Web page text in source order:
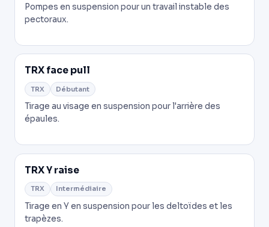
Pompes en suspension pour un travail instable des
pectoraux.
TRX face pull
TRX Débutant
Tirage au visage en suspension pour l'arrière des
épaules.
TRX Y raise
TRX Intermédiaire
Tirage en Y en suspension pour les deltoïdes et les
trapèzes.